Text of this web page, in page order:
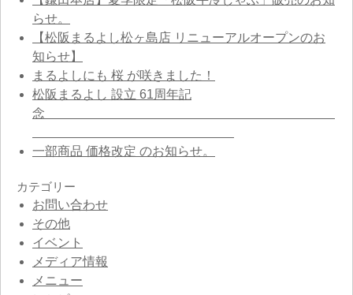
らせ。
【松阪まるよし松ヶ島店 リニューアルオープンのお
知らせ】
まるよしにも 桜 が咲きました！
松阪まるよし 設立 61周年記
念
一部商品 価格改定 のお知らせ。
カテゴリー
お問い合わせ
その他
イベント
メディア情報
メニュー